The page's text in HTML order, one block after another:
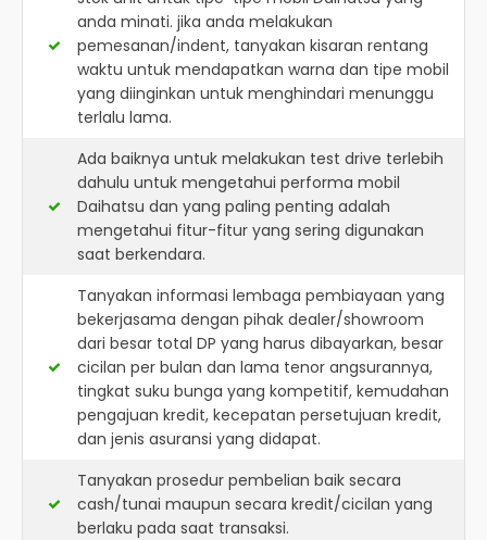
anda minati. jika anda melakukan
pemesanan/indent, tanyakan kisaran rentang
waktu untuk mendapatkan warna dan tipe mobil
yang diinginkan untuk menghindari menunggu
terlalu lama.
Ada baiknya untuk melakukan test drive terlebih
dahulu untuk mengetahui performa mobil
Daihatsu dan yang paling penting adalah
mengetahui fitur-fitur yang sering digunakan
saat berkendara.
Tanyakan informasi lembaga pembiayaan yang
bekerjasama dengan pihak dealer/showroom
dari besar total DP yang harus dibayarkan, besar
cicilan per bulan dan lama tenor angsurannya,
tingkat suku bunga yang kompetitif, kemudahan
pengajuan kredit, kecepatan persetujuan kredit,
dan jenis asuransi yang didapat.
Tanyakan prosedur pembelian baik secara
cash/tunai maupun secara kredit/cicilan yang
berlaku pada saat transaksi.